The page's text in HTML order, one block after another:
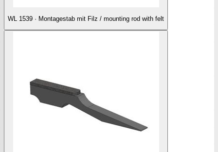
WL 1539 · Montagestab mit Filz / mounting rod with felt